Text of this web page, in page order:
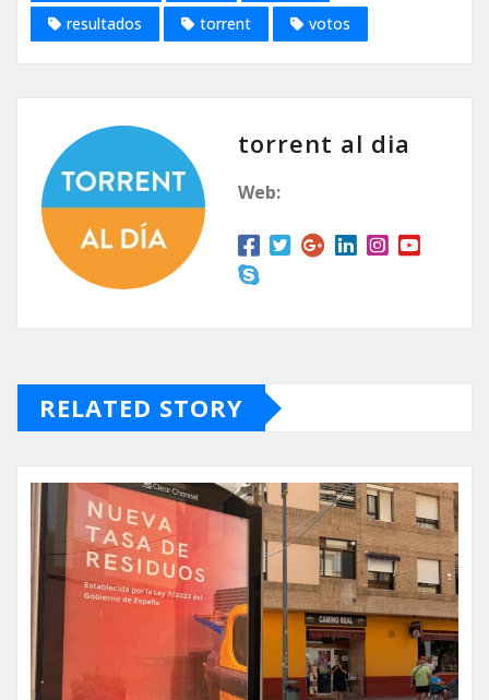
resultados
torrent votos
torrent al dia
Web:
RELATED STORY